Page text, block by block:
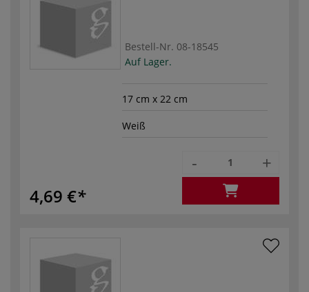
Bestell-Nr. 08-18545
Auf Lager.
17 cm x 22 cm
Weiß
4,69 €
- +